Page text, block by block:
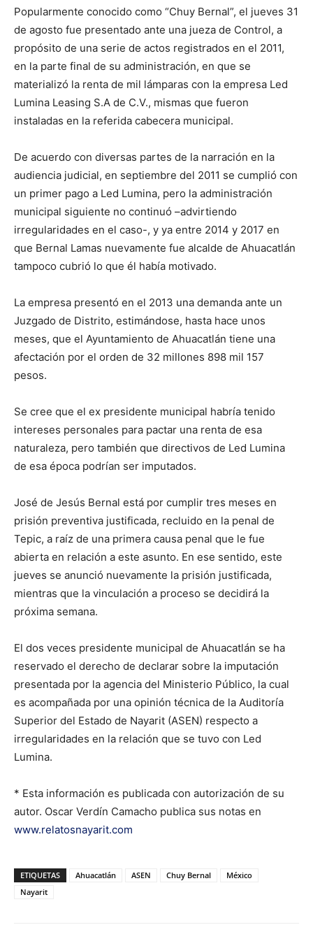
Popularmente conocido como “Chuy Bernal”, el jueves 31
de agosto fue presentado ante una jueza de Control, a
propósito de una serie de actos registrados en el 2011,
en la parte final de su administración, en que se
materializó la renta de mil lámparas con la empresa Led
Lumina Leasing S.A de C.V., mismas que fueron
instaladas en la referida cabecera municipal.
De acuerdo con diversas partes de la narración en la
audiencia judicial, en septiembre del 2011 se cumplió con
un primer pago a Led Lumina, pero la administración
municipal siguiente no continuó –advirtiendo
irregularidades en el caso-, y ya entre 2014 y 2017 en
que Bernal Lamas nuevamente fue alcalde de Ahuacatlán
tampoco cubrió lo que él había motivado.
La empresa presentó en el 2013 una demanda ante un
Juzgado de Distrito, estimándose, hasta hace unos
meses, que el Ayuntamiento de Ahuacatlán tiene una
afectación por el orden de 32 millones 898 mil 157
pesos.
Se cree que el ex presidente municipal habría tenido
intereses personales para pactar una renta de esa
naturaleza, pero también que directivos de Led Lumina
de esa época podrían ser imputados.
José de Jesús Bernal está por cumplir tres meses en
prisión preventiva justificada, recluido en la penal de
Tepic, a raíz de una primera causa penal que le fue
abierta en relación a este asunto. En ese sentido, este
jueves se anunció nuevamente la prisión justificada,
mientras que la vinculación a proceso se decidirá la
próxima semana.
El dos veces presidente municipal de Ahuacatlán se ha
reservado el derecho de declarar sobre la imputación
presentada por la agencia del Ministerio Público, la cual
es acompañada por una opinión técnica de la Auditoría
Superior del Estado de Nayarit (ASEN) respecto a
irregularidades en la relación que se tuvo con Led
Lumina.
* Esta información es publicada con autorización de su
autor. Oscar Verdín Camacho publica sus notas en
www.relatosnayarit.com
ETIQUETAS Ahuacatlán ASEN Chuy Bernal
México
Nayarit